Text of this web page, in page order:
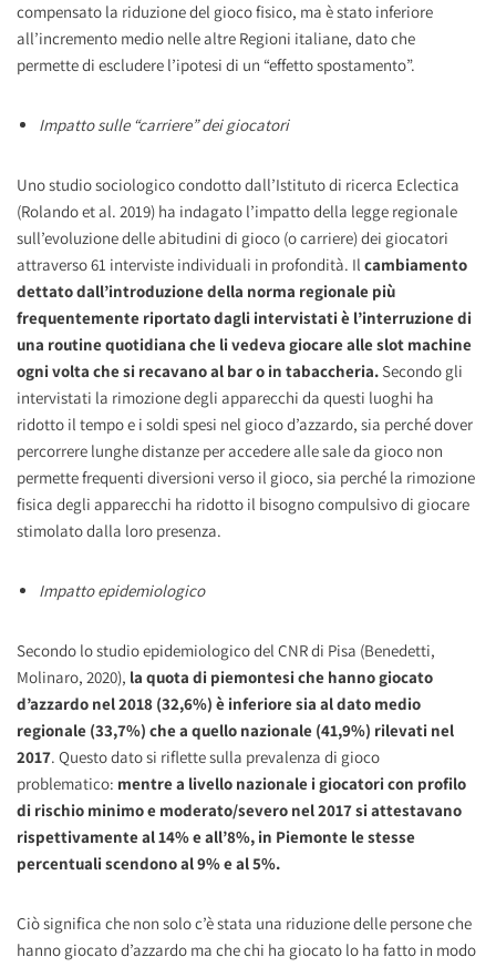
compensato la riduzione del gioco fisico, ma è stato inferiore
all’incremento medio nelle altre Regioni italiane, dato che
permette di escludere l’ipotesi di un “effetto spostamento”.
Impatto sulle “carriere” dei giocatori
Uno studio sociologico condotto dall’Istituto di ricerca Eclectica
(Rolando et al. 2019) ha indagato l’impatto della legge regionale
sull’evoluzione delle abitudini di gioco (o carriere) dei giocatori
attraverso 61 interviste individuali in profondità. Il cambiamento
dettato dall’introduzione della norma regionale più
frequentemente riportato dagli intervistati è l’interruzione di
una routine quotidiana che li vedeva giocare alle slot machine
ogni volta che si recavano al bar o in tabaccheria.Secondo gli
intervistati la rimozione degli apparecchi da questi luoghi ha
ridotto il tempo e i soldi spesi nel gioco d’azzardo, sia perché dover
percorrere lunghe distanze per accedere alle sale da gioco non
permette frequenti diversioni verso il gioco, sia perché la rimozione
fisica degli apparecchi ha ridotto il bisogno compulsivo di giocare
stimolato dalla loro presenza.
Impatto epidemiologico
Secondo lo studio epidemiologico del CNR di Pisa (Benedetti,
Molinaro, 2020), la quota di piemontesi che hanno giocato
d’azzardo nel 2018 (32,6%) è inferiore sia al dato medio
regionale (33,7%) che a quello nazionale (41,9%) rilevati nel
2017. Questo dato si riflette sulla prevalenza di gioco
problematico: mentre a livello nazionale i giocatori con profilo
di rischio minimo e moderato/severo nel 2017 si attestavano
rispettivamente al 14% e all’8%, in Piemonte le stesse
percentuali scendono al 9% e al 5%.
Ciò significa che non solo c’è stata una riduzione delle persone che
hanno giocato d’azzardo ma che chi ha giocato lo ha fatto in modo